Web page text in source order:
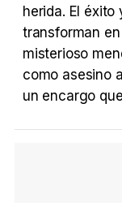
herida. El
transforman
misterioso
como asesino
un encargo